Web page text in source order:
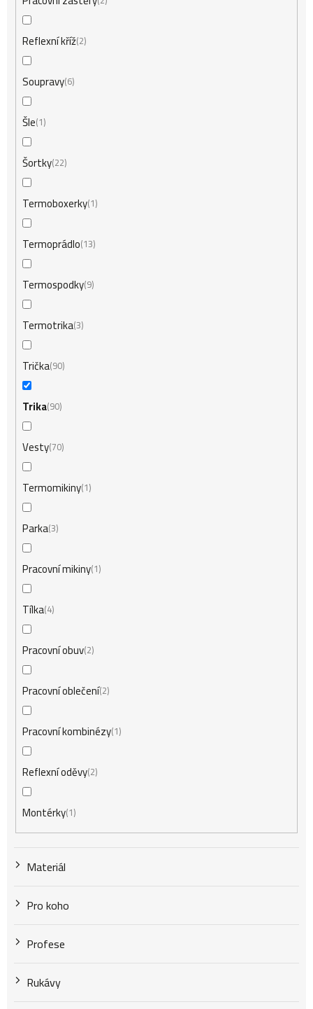
Reflexní kříž 2
Soupravy 6
Šle 1
Šortky 22
Termoboxerky 1
Termoprádlo 13
Termospodky 9
Termotrika3
Trička 90
Trika 90
Vesty70
Termomikiny 1
Parka3
Pracovní mikiny 1
Tílka 4
Pracovní obuv 2
Pracovní oblečení2
Pracovní kombinézy 1
Reflexní oděvy 2
Montérky 1
Materiál
Pro koho
Profese
Rukávy